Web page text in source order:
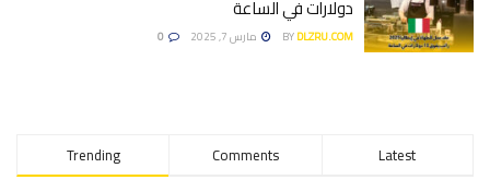
دولارات في الساعة
BYDLZRU.COM مارس 7, 2025
Trending Comments Latest